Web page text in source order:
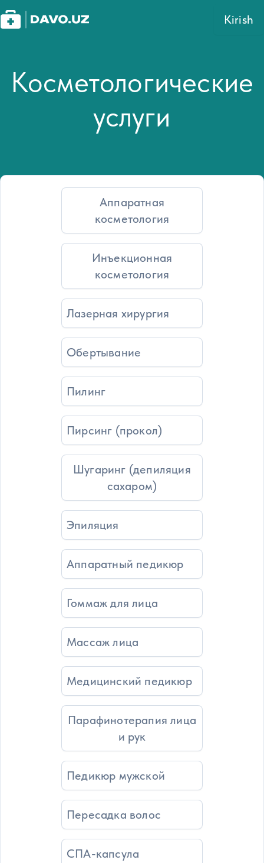
Kirish
Косметологические
услуги
Аппаратная
косметология
Инъекционная
косметология
Лазерная хирургия
Обертывание
Пилинг
Пирсинг (прокол)
Шугаринг (депиляция
сахаром)
Эпиляция
Аппаратный педикюр
Гоммаж для лица
Массаж лица
Медицинский педикюр
Парафинотерапия лица
и рук
Педикюр мужской
Пересадка волос
СПА-капсула